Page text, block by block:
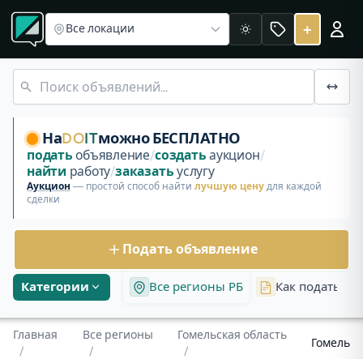
Объявления Гомель
Бесплатные объявления и аукционы в Гомеле,
Авто Volkswagen Polo
МАНИКЮР и ПЕДИКЮР
Квартира в стиле лофт на сутки и часы в Гомеле
Все локации Светлая +
Категории Все регионы РБ Как подать
НаDOITможно БЕСПЛАТНО
подать объявление/создать аукцион/
найти работу/заказать услугу
Аукцион — простой способ найти лучшую цену для каждой
сделки
Подать объявление
Главная
/
Все регионы
/
Гомельская область
/
Гомель